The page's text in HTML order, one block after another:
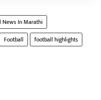
News In Marathi
Football
football highlights